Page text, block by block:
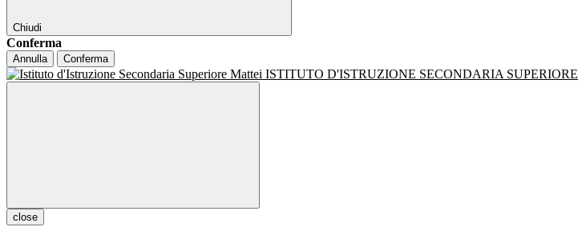
Chiudi
Conferma
Annulla Conferma
ISTITUTO D'ISTRUZIONE SECONDARIA SUPERIORE
close